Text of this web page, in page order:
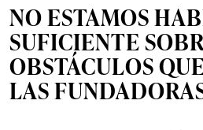
NO ESTAMOS
SUFICIENTE
OBSTÁCULOS
LAS